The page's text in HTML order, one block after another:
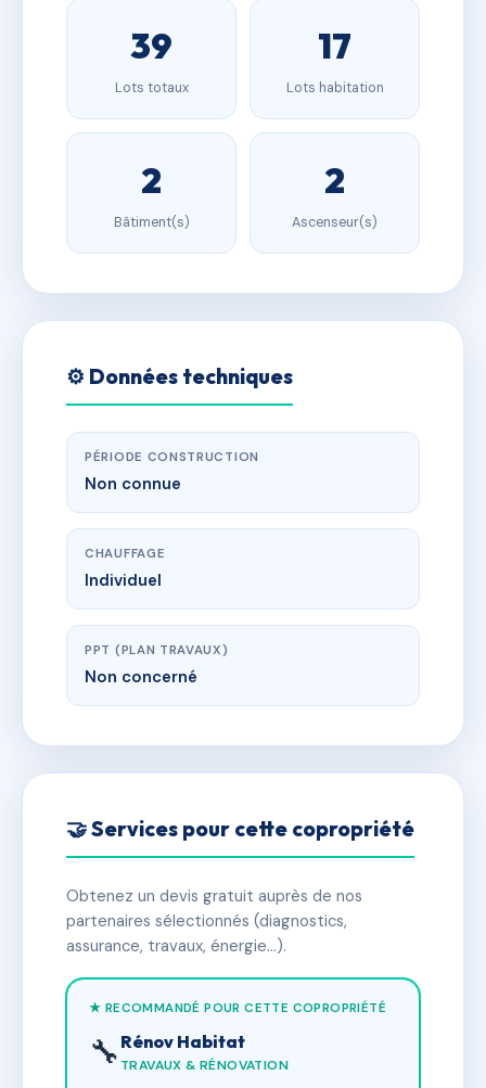
39
Lots totaux
17
Lots habitation
2
Bâtiment(s)
2
Ascenseur(s)
⚙️ Données techniques
PÉRIODE CONSTRUCTION
Non connue
CHAUFFAGE
Individuel
PPT (PLAN TRAVAUX)
Non concerné
🤝 Services pour cette copropriété
Obtenez un devis gratuit auprès de nos
partenaires sélectionnés (diagnostics,
assurance, travaux, énergie…).
★ RECOMMANDÉ POUR CETTE COPROPRIÉTÉ
🔧 Rénov Habitat
TRAVAUX & RÉNOVATION